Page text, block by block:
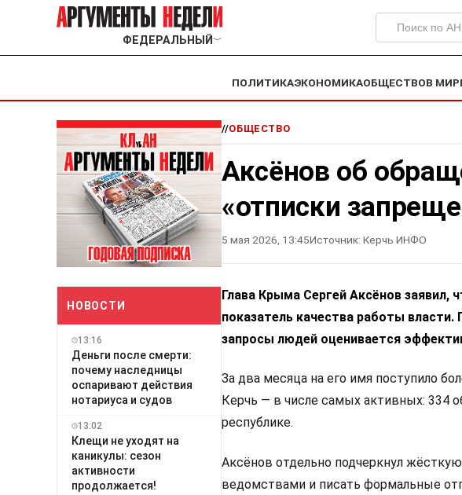
ФЕДЕРАЛЬНЫЙ ﹀
ПОЛИТИКАЭКОНОМИКАОБЩЕСТВОВ
НОВОСТИ
13:16
Деньги после смерти:
почему наследницы
оспаривают действия
нотариуса и судов
13:02
Клещи не уходят на
каникулы: сезон
активности
продолжается!
//ОБЩЕСТВО
Аксёнов об
«отписки
5 мая 2026, 13:45Источник: Керчь ИНФО
Глава Крыма Сергей Аксёнов заявил,
показатель качества работы
запросы людей оценивается
За два месяца на его имя поступило
Керчь — в числе самых активных: 334
республике.
Аксёнов отдельно подчеркнул
ведомствами и писать формальные